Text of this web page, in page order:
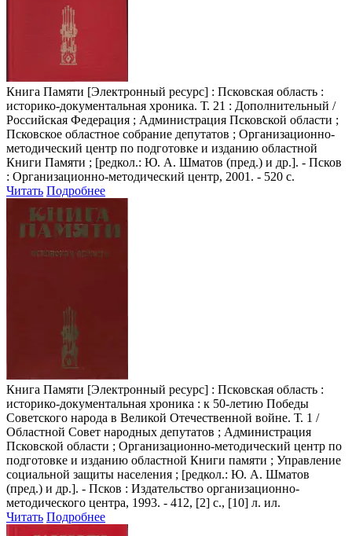
Книга Памяти [Электронный ресурс] : Псковская область :
историко-документальная хроника. Т. 21 : Дополнительный /
Российская Федерация ; Администрация Псковской области ;
Псковское областное собрание депутатов ; Организационно-
методический центр по подготовке и изданию областной
Книги Памяти ; [редкол.: Ю. А. Шматов (пред.) и др.]. - Псков
: Организационно-методический центр, 2001. - 520 с.
Читать Подробнее
Книга Памяти [Электронный ресурс] : Псковская область :
историко-документальная хроника : к 50-летию Победы
Советского народа в Великой Отечественной войне. Т. 1 /
Областной Совет народных депутатов ; Администрация
Псковской области ; Организационно-методический центр по
подготовке и изданию областной Книги памяти ; Управление
социальной защиты населения ; [редкол.: Ю. А. Шматов
(пред.) и др.]. - Псков : Издательство организационно-
методического центра, 1993. - 412, [2] с., [10] л. ил.
Читать Подробнее